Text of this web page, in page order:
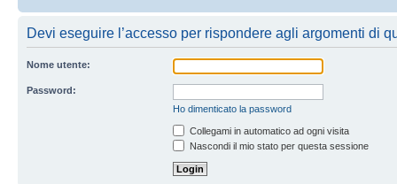
Devi eseguire l’accesso per rispondere agli argomenti di
Nome utente:
Password:
Ho dimenticato la password
Collegami in automatico ad ogni visita
Nascondi il mio stato per questa sessione